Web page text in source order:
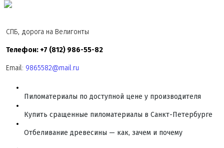
СПБ, дорога на Велигонты
Телефон: +7 (812) 986-55-82
Email: 9865582@mail.ru
Пиломатериалы по доступной цене у производителя
Купить сращенные пиломатериалы в Санкт-Петербурге
Отбеливание древесины — как, зачем и почему